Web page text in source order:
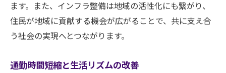
ます。また、インフラ整備は地域の活性化にも繋がり、
住民が地域に貢献する機会が広がることで、共に支え合
う社会の実現へとつながります。
通勤時間短縮と生活リズムの改善